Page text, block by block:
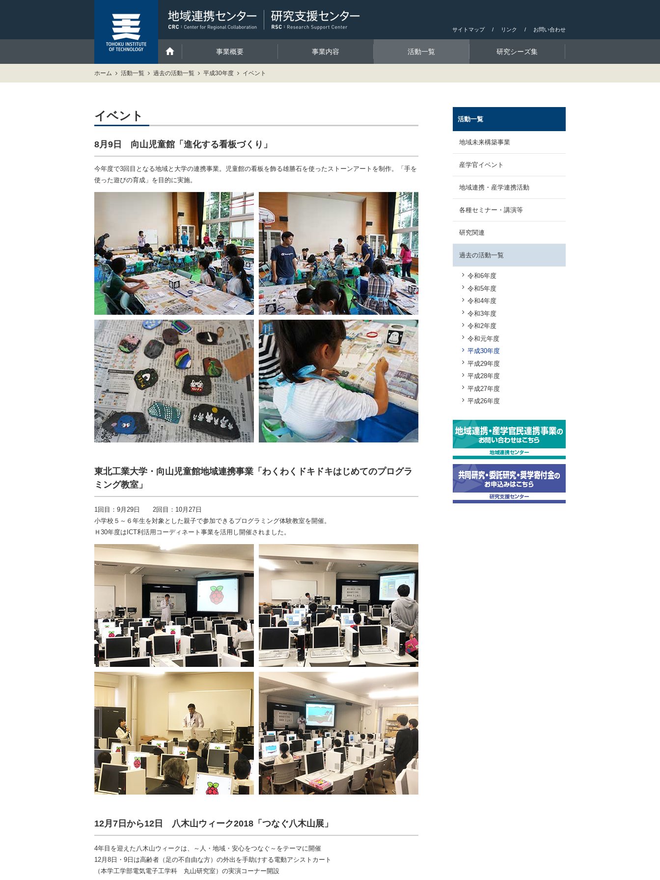
サイトマップ リンク お問い合わせ
事業概要 事業内容 活動一覧 研究シーズ集
ホーム 活動一覧 過去の活動一覧 平成30年度 イベント
イベント
8月9日 向山児童館「進化する看板づくり」
今年度で3回目となる地域と大学の連携事業。児童館の看板を飾る雄勝石を使ったストーンアートを制作。「手を
使った遊びの育成」を目的に実施。
東北工業大学・向山児童館地域連携事業「わくわくドキドキはじめてのプログラ
ミング教室」
1回目：9月29日 2回目：10月27日
小学校５～６年生を対象とした親子で参加できるプログラミング体験教室を開催。
Ｈ30年度はICT利活用コーディネート事業を活用し開催されました。
12月7日から12日 八木山ウィーク2018「つなぐ八木山展」
4年目を迎えた八木山ウィークは、～人・地域・安心をつなぐ～をテーマに開催
12月8日・9日は高齢者（足の不自由な方）の外出を手助けする電動アシストカート
（本学工学部電気電子工学科 丸山研究室）の実演コーナー開設
活動一覧
地域未来構築事業
産学官イベント
地域連携・産学連携活動
各種セミナー・講演等
研究関連
過去の活動一覧
令和6年度
令和5年度
令和4年度
令和3年度
令和2年度
令和元年度
平成30年度
平成29年度
平成28年度
平成27年度
平成26年度